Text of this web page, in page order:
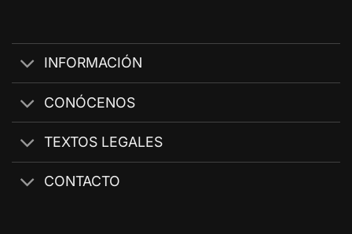
INFORMACIÓN
CONÓCENOS
TEXTOS LEGALES
CONTACTO